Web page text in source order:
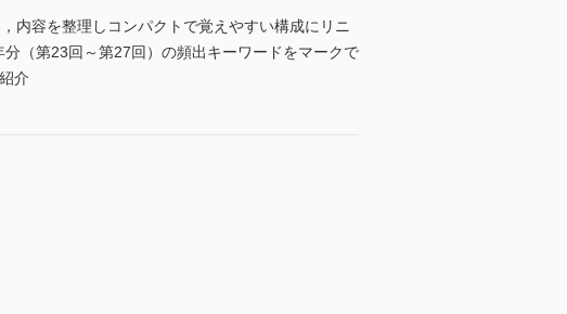
内容を整理しコンパクトで覚えやすい構成にリニ
（第23回～第27回）の頻出キーワードをマークで
介